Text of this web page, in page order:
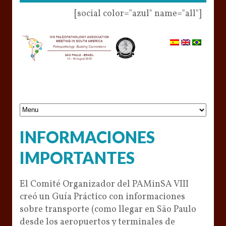
[social color="azul" name="all"]
INFORMACIONES
IMPORTANTES
El Comité Organizador del PAMinSA VIII
creó un Guía Práctico con informaciones
sobre transporte (como llegar en São Paulo
desde los aeropuertos y terminales de